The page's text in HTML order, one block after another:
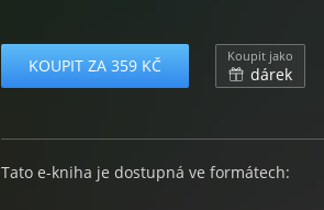
KOUPIT ZA 359 KČ Koupit jako
dárek
Tato e-kniha je dostupná ve formátech: